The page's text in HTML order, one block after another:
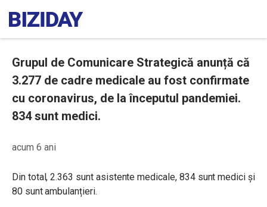
Grupul de Comunicare Strategică anunță că
3.277 de cadre medicale au fost confirmate
cu coronavirus, de la începutul pandemiei.
834 sunt medici.
acum 6 ani
Din total, 2.363 sunt asistente medicale, 834 sunt medici și
80 sunt ambulanțieri.